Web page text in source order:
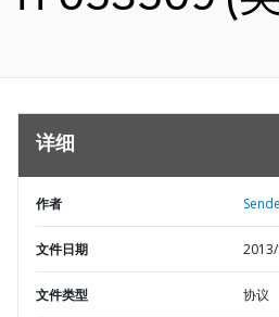
详细
作者
文件日期
文件类型 协议